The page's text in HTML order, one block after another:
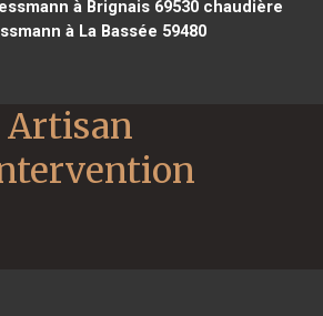
à Brignais 69530chaudière
à La Bassée 59480
Artisan